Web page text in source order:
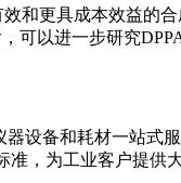
和更具成本效益的
可以进一步研究
设备和耗材一站式
，为工业客户提供